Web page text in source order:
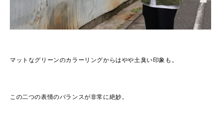
マットなグリーンのカラーリングからはやや土臭い印象も。
この二つの表情のバランスが非常に絶妙。